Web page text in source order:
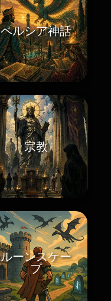
ペルシア神話
宗教
ルーンスケー
プ